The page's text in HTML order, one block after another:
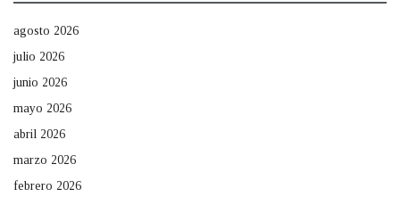
agosto 2026
julio 2026
junio 2026
mayo 2026
abril 2026
marzo 2026
febrero 2026